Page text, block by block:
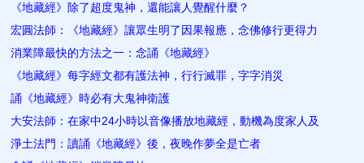
《地藏經》除了超度鬼神，還能讓人覺醒什麼？
宏圓法師：《地藏經》讓眾生明了因果報應，念佛修行更得力
消業障最快的方法之一：念誦《地藏經》
《地藏經》每字經文都有護法神，行行滅罪，字字消災
誦《地藏經》時必有大鬼神衛護
大安法師：在家中24小時以音像播放地藏經，動機為度家人及
淨土法門：讀誦《地藏經》後，夜晚作夢全是亡者